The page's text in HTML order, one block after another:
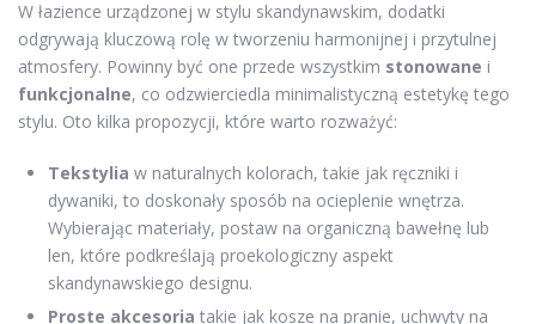
W łazience urządzonej w stylu skandynawskim, dodatki
odgrywają kluczową rolę w tworzeniu harmonijnej i przytulnej
atmosfery. Powinny być one przede wszystkim stonowane i
funkcjonalne, co odzwierciedla minimalistyczną estetykę tego
stylu. Oto kilka propozycji, które warto rozważyć:
Tekstylia w naturalnych kolorach, takie jak ręczniki i
dywaniki, to doskonały sposób na ocieplenie wnętrza.
Wybierając materiały, postaw na organiczną bawełnę lub
len, które podkreślają proekologiczny aspekt
skandynawskiego designu.
Proste akcesoria takie jak kosze na pranie, uchwyty na